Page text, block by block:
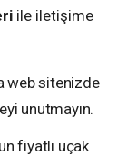
ile iletişime
web sitenizde
unutmayın.
fiyatlı uçak